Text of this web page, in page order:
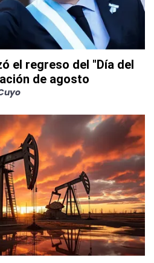
el regreso del "Día del
de agosto